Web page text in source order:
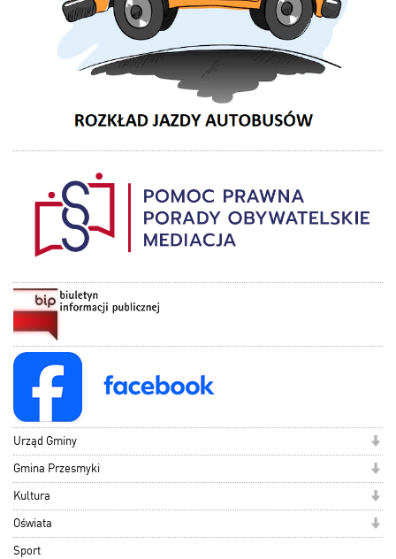
Urząd Gminy
Gmina Przesmyki
Kultura
Oświata
Sport